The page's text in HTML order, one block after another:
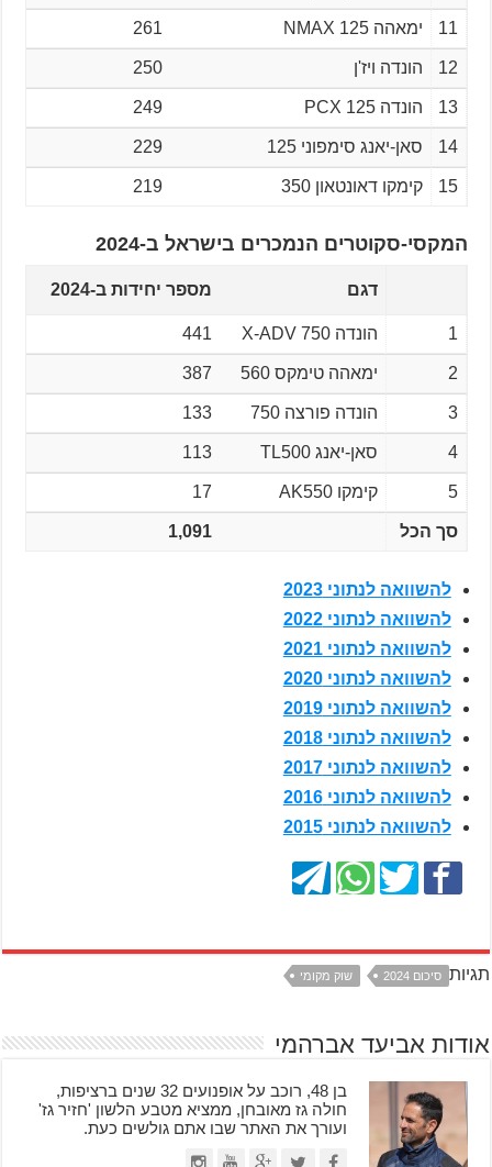
11 ימאהה NMAX 125 261
12 הונדה ויז'ן 250
13 הונדה PCX 125 249
14 סאן-יאנג סימפוני 125 229
15 קימקו דאונטאון 350 219
המקסי-סקוטרים הנמכרים בישראל ב-2024
דגם מספר יחידות ב-2024
1 הונדה X-ADV 750 441
2 ימאהה טימקס 560 387
3 הונדה פורצה 750 133
4 סאן-יאנג TL500 113
5 קימקו AK550 17
סך הכל 1,091
להשוואה לנתוני 2023
להשוואה לנתוני 2022
להשוואה לנתוני 2021
להשוואה לנתוני 2020
להשוואה לנתוני 2019
להשוואה לנתוני 2018
להשוואה לנתוני 2017
להשוואה לנתוני 2016
להשוואה לנתוני 2015
תגיות סיכום 2024 שוק מקומי
אודות אביעד אברהמי
בן 48, רוכב על אופנועים 32 שנים ברציפות,
חולה גז מאובחן, ממציא מטבע הלשון 'חזיר גז'
ועורך את האתר שבו אתם גולשים כעת.